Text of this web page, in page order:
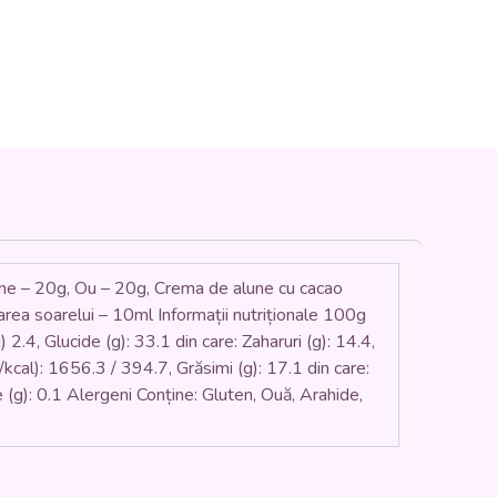
– 20g, Ou – 20g, Crema de alune cu cacao
soarelui – 10ml Informații nutriționale 100g
Glucide (g): 33.1 din care: Zaharuri (g): 14.4,
1656.3 / 394.7, Grăsimi (g): 17.1 din care:
0.1 Alergeni Conține: Gluten, Ouă, Arahide,